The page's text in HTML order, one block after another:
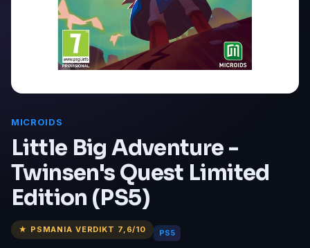
MICROIDS
Little Big Adventure -
Twinsen's Quest Limited
Edition (PS5)
★ PSMANIA VERDIKT 7,6/10 PS5